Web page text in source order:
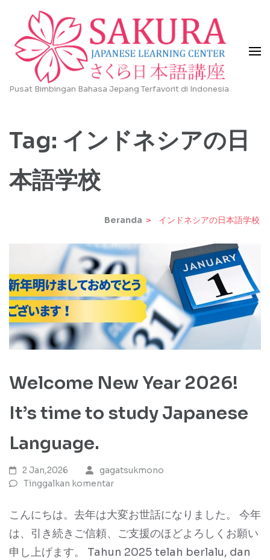
Lompat
konten
(Tekan
Enter)
Pusat Bimbingan Bahasa Jepang Terfavorit di Indonesia
Tag: インドネシアの日
本語学校
Beranda > インドネシアの日本語学校
Welcome New Year 2026!
It’s time to study Japanese
Language.
2 Jan,2026
gagatsukmono
Tinggalkan komentar
こんにちは。去年は大変お世話になりました。 今年
は、引き続きご信頼、ご支援のほどよろしくお願い
申し上げます。 Tahun 2025 telah berlalu, dan